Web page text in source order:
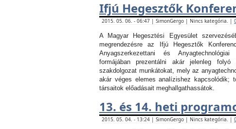
Ifjú Hegesztők
2015. 05. 06. - 06:47 | SimonGergo | Nincs kategória. |
A Magyar Hegesztési Egyesület
megrendezésre az Ifjú Hegesztők
Anyagszerkezettani és Anyagtechnológiai
formájában prezentálni akár jelenleg
szakdolgozat munkátokat, mely az
akár véges elemes analízishez kapcsolódik;
társaitok előadásait meghallgathassátok.
13. és 14. heti
2015. 05. 04. - 13:24 | SimonGergo | Nincs kategória. |